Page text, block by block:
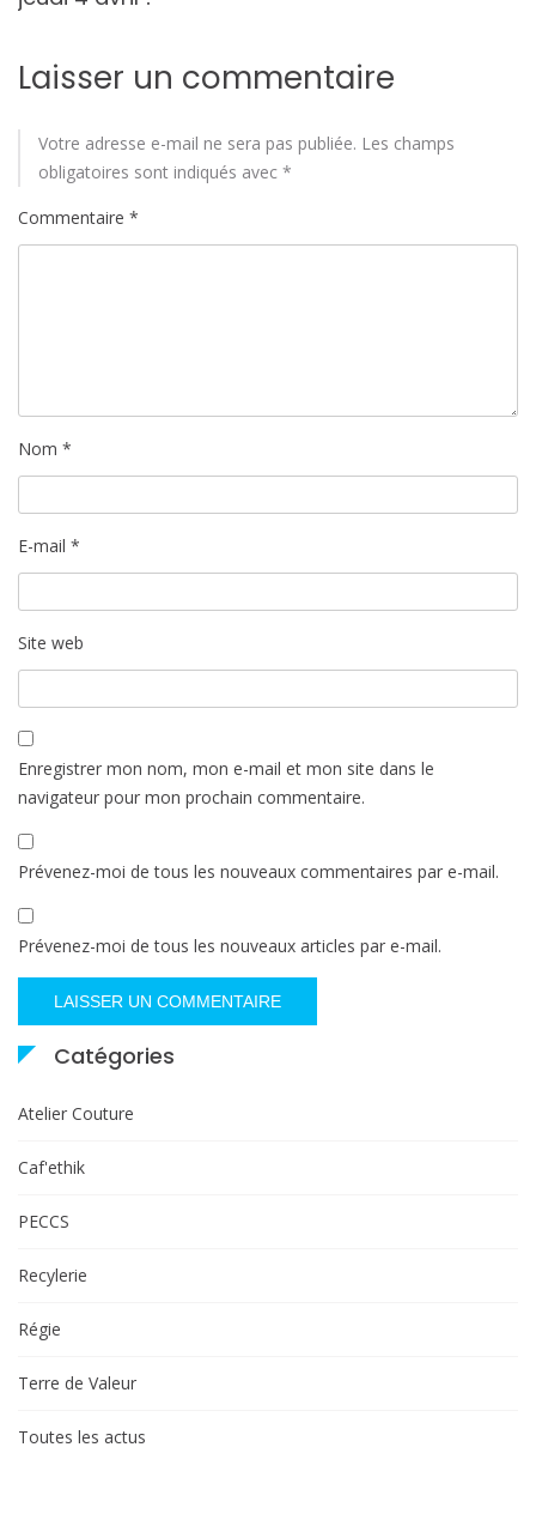
Laisser un commentaire
Votre adresse e-mail ne sera pas publiée. Les champs
obligatoires sont indiqués avec *
Commentaire *
Nom *
E-mail *
Site web
Enregistrer mon nom, mon e-mail et mon site dans le
navigateur pour mon prochain commentaire.
Prévenez-moi de tous les nouveaux commentaires par e-mail.
Prévenez-moi de tous les nouveaux articles par e-mail.
Catégories
Atelier Couture
Caf'ethik
PECCS
Recylerie
Régie
Terre de Valeur
Toutes les actus